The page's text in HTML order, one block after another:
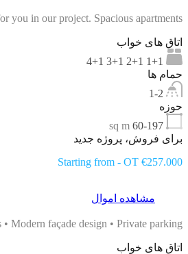
you in our project. Spacious apartments…
اتاق های خواب
1+1 2+1 3+1 4+1
حمام ها
1-2
حوزه
60-197
sq m
برای فروش، پروژه جدید
Starting from - OT €257.000
مشاهده اموال
Modern façade design • Private parking…
اتاق های خواب